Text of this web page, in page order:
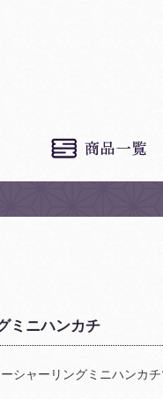
ミニハンカチ
シャーリングミニハンカ